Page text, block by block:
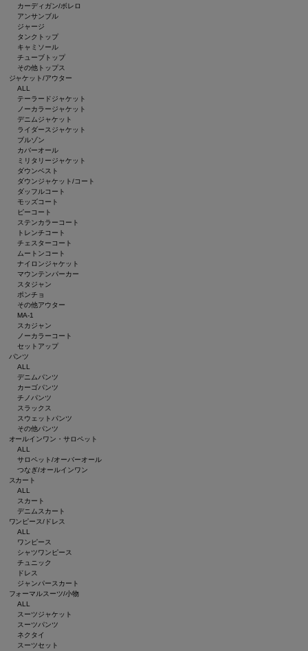
カーディガン/ボレロ
アンサンブル
ジャージ
タンクトップ
キャミソール
チューブトップ
その他トップス
ジャケット/アウター
ALL
テーラードジャケット
ノーカラージャケット
デニムジャケット
ライダースジャケット
ブルゾン
カバーオール
ミリタリージャケット
ダウンベスト
ダウンジャケット/コート
ダッフルコート
モッズコート
ピーコート
ステンカラーコート
トレンチコート
チェスターコート
ムートンコート
ナイロンジャケット
マウンテンパーカー
スタジャン
ポンチョ
その他アウター
MA-1
スカジャン
ノーカラーコート
セットアップ
パンツ
ALL
デニムパンツ
カーゴパンツ
チノパンツ
スラックス
スウェットパンツ
その他パンツ
オールインワン・サロペット
ALL
サロペット/オーバーオール
つなぎ/オールインワン
スカート
ALL
スカート
デニムスカート
ワンピース/ドレス
ALL
ワンピース
シャツワンピース
チュニック
ドレス
ジャンパースカート
フォーマルスーツ/小物
ALL
スーツジャケット
スーツパンツ
ネクタイ
スーツセット